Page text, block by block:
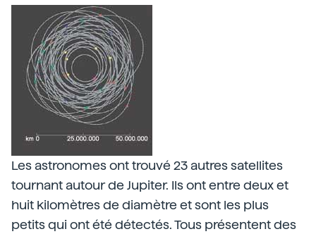
Les astronomes ont trouvé 23 autres satellites
tournant autour de Jupiter. Ils ont entre deux et
huit kilomètres de diamètre et sont les plus
petits qui ont été détectés. Tous présentent des